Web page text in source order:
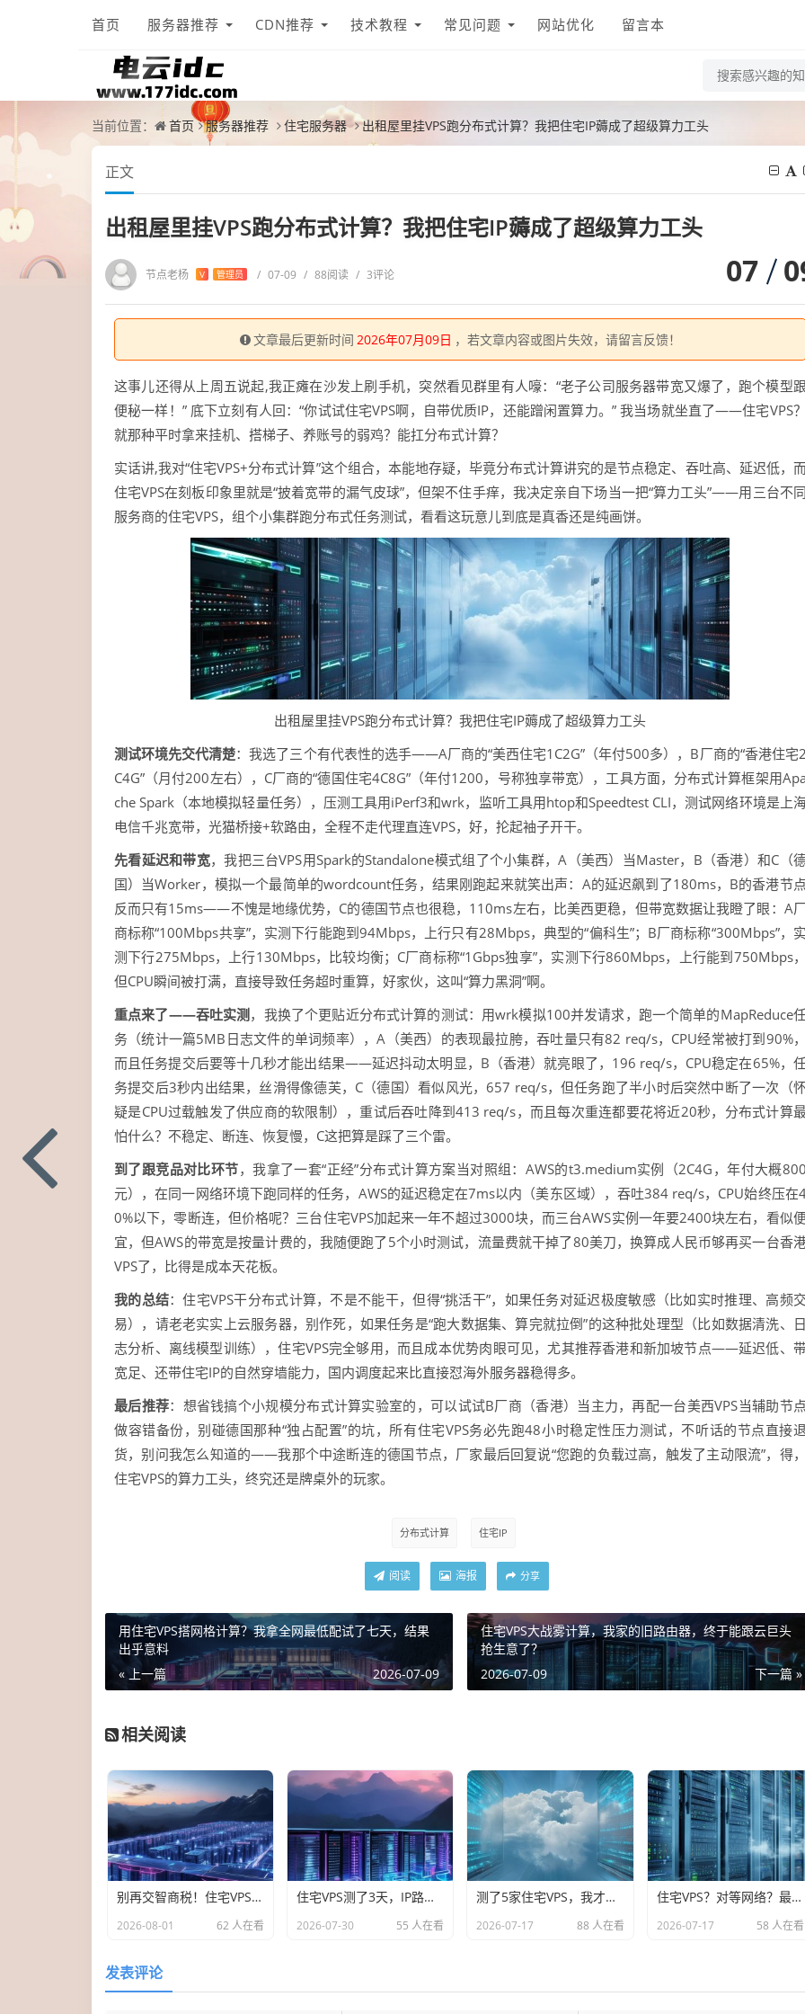
首页 服务器推荐 CDN推荐 技术教程 常见问题 网站优化 留言本
当前位置： 首页 服务器推荐 住宅服务器 出租屋里挂VPS跑分布式计算？我把住宅IP薅成了超级算力工头
正文
出租屋里挂VPS跑分布式计算？我把住宅IP薅成了超级算力工头
节点老杨 V 管理员 / 07-09 / 88阅读 / 3评论 07
文章最后更新时间 2026年07月09日 ，若文章内容或图片失效，请留言反馈！
这事儿还得从上周五说起,我正瘫在沙发上刷手机，突然看见群里有人嚎：“老子公司服务器带宽又爆了，跑个模型跟
便秘一样！” 底下立刻有人回：“你试试住宅VPS啊，自带优质IP，还能蹭闲置算力。” 我当场就坐直了——住宅VPS？
就那种平时拿来挂机、搭梯子、养账号的弱鸡？能扛分布式计算？
实话讲,我对“住宅VPS+分布式计算”这个组合，本能地存疑，毕竟分布式计算讲究的是节点稳定、吞吐高、延迟低，
住宅VPS在刻板印象里就是“披着宽带的漏气皮球”，但架不住手痒，我决定亲自下场当一把“算力工头”——用三台不同
服务商的住宅VPS，组个小集群跑分布式任务测试，看看这玩意儿到底是真香还是纯画饼。
出租屋里挂VPS跑分布式计算？我把住宅IP薅成了超级算力工头
测试环境先交代清楚：我选了三个有代表性的选手——A厂商的“美西住宅1C2G”（年付500多），B厂商的“香港住宅2
C4G”（月付200左右），C厂商的“德国住宅4C8G”（年付1200，号称独享带宽），工具方面，分布式计算框架用Apa
che Spark（本地模拟轻量任务），压测工具用iPerf3和wrk，监听工具用htop和Speedtest CLI，测试网络环境是上
电信千兆宽带，光猫桥接+软路由，全程不走代理直连VPS，好，抡起袖子开干。
先看延迟和带宽，我把三台VPS用Spark的Standalone模式组了个小集群，A（美西）当Master，B（香港）和C（
国）当Worker，模拟一个最简单的wordcount任务，结果刚跑起来就笑出声：A的延迟飙到了180ms，B的香港节点
反而只有15ms——不愧是地缘优势，C的德国节点也很稳，110ms左右，比美西更稳，但带宽数据让我瞪了眼：A厂
商标称“100Mbps共享”，实测下行能跑到94Mbps，上行只有28Mbps，典型的“偏科生”；B厂商标称“300Mbps”，实
测下行275Mbps，上行130Mbps，比较均衡；C厂商标称“1Gbps独享”，实测下行860Mbps，上行能到750Mbps，
但CPU瞬间被打满，直接导致任务超时重算，好家伙，这叫“算力黑洞”啊。
重点来了——吞吐实测 ，我换了个更贴近分布式计算的测试：用wrk模拟100并发请求，跑一个简单的MapReduce
务（统计一篇5MB日志文件的单词频率），A（美西）的表现最拉胯，吞吐量只有82 req/s，CPU经常被打到90%，
而且任务提交后要等十几秒才能出结果——延迟抖动太明显，B（香港）就亮眼了，196 req/s，CPU稳定在65%，
务提交后3秒内出结果，丝滑得像德芙，C（德国）看似风光，657 req/s，但任务跑了半小时后突然中断了一次（
疑是CPU过载触发了供应商的软限制），重试后吞吐降到413 req/s，而且每次重连都要花将近20秒，分布式计算
怕什么？不稳定、断连、恢复慢，C这把算是踩了三个雷。
到了跟竞品对比环节，我拿了一套“正经”分布式计算方案当对照组：AWS的t3.medium实例（2C4G，年付大概800
元），在同一网络环境下跑同样的任务，AWS的延迟稳定在7ms以内（美东区域），吞吐384 req/s，CPU始终压在
0%以下，零断连，但价格呢？三台住宅VPS加起来一年不超过3000块，而三台AWS实例一年要2400块左右，看似
宜，但AWS的带宽是按量计费的，我随便跑了5个小时测试，流量费就干掉了80美刀，换算成人民币够再买一台香
VPS了，比得是成本天花板。
我的总结：住宅VPS干分布式计算，不是不能干，但得“挑活干”，如果任务对延迟极度敏感（比如实时推理、高频交
易），请老老实实上云服务器，别作死，如果任务是“跑大数据集、算完就拉倒”的这种批处理型（比如数据清洗、日
志分析、离线模型训练），住宅VPS完全够用，而且成本优势肉眼可见，尤其推荐香港和新加坡节点——延迟低、
宽足、还带住宅IP的自然穿墙能力，国内调度起来比直接怼海外服务器稳得多。
最后推荐：想省钱搞个小规模分布式计算实验室的，可以试试B厂商（香港）当主力，再配一台美西VPS当辅助节点
做容错备份，别碰德国那种“独占配置”的坑，所有住宅VPS务必先跑48小时稳定性压力测试，不听话的节点直接退
货，别问我怎么知道的——我那个中途断连的德国节点，厂家最后回复说“您跑的负载过高，触发了主动限流”，得，
住宅VPS的算力工头，终究还是牌桌外的玩家。
分布式计算 住宅IP
阅读 海报 分享
用住宅VPS搭网格计算？我拿全网最低配试了七天，结果
出乎意料
« 上一篇
2026-07-09
住宅VPS大战雾计算，我家的旧路由器，终于能跟云巨头
抢生意了？
下一篇 »
2026-07-09
相关阅读
别再交智商税！住宅VPS+独占IP选购避坑指南，从入门到老司机
2026-08-01 62 人在看
住宅VPS测了3天，IP路由的坑我替你们踩平了
2026-07-30 55 人在看
测了5家住宅VPS，我才发现家宽IP的水比想象的深
2026-07-17 88 人在看
住宅VPS？对等网络？最近这俩词儿快把我头搞炸了
2026-07-17 58 人在看
发表评论